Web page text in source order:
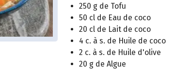
250 g de Tofu
50 cl de Eau de coco
20 cl de Lait de coco
4 c. à s. de Huile de coco
2 c. à s. de Huile d'olive
20 g de Algue